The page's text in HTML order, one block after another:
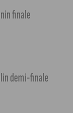
finale
demi-finale